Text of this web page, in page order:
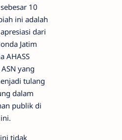
10
ini adalah
dari
Jatim
AHASS
yang
tulang
dalam
publik di
tidak